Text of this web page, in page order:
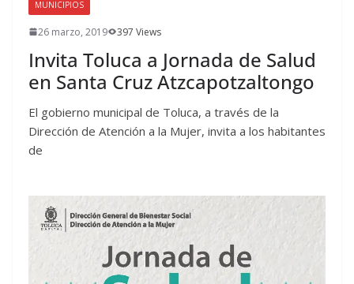
MUNICIPIOS
26 marzo, 2019 397 Views
Invita Toluca a Jornada de Salud
en Santa Cruz Atzcapotzaltongo
El gobierno municipal de Toluca, a través de la
Dirección de Atención a la Mujer, invita a los habitantes
de